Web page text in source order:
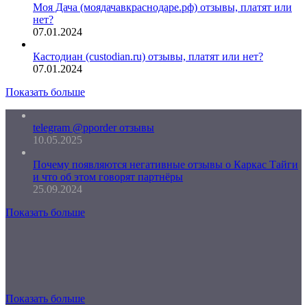
Моя Дача (моядачавкраснодаре.рф) отзывы, платят или
нет?
07.01.2024
Кастодиан (custodian.ru) отзывы, платят или нет?
07.01.2024
Показать больше
telegram @pporder отзывы
10.05.2025
Почему появляются негативные отзывы о Каркас Тайги
и что об этом говорят партнёры
25.09.2024
Показать больше
Показать больше